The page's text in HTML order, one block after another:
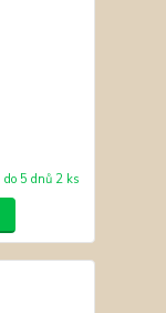
do 5 dnů 2 ks